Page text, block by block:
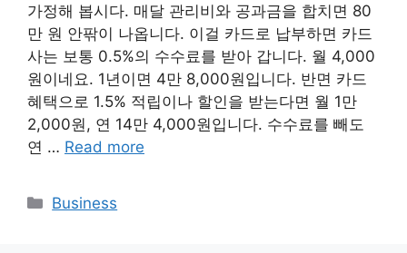
가정해 봅시다. 매달 관리비와 공과금을 합치면 80
만 원 안팎이 나옵니다. 이걸 카드로 납부하면 카드
사는 보통 0.5%의 수수료를 받아 갑니다. 월 4,000
원이네요. 1년이면 4만 8,000원입니다. 반면 카드
혜택으로 1.5% 적립이나 할인을 받는다면 월 1만
2,000원, 연 14만 4,000원입니다. 수수료를 빼도
연 … Read more
Categories
Business